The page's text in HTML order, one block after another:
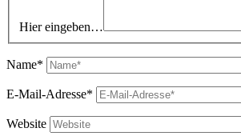
Hier eingeben…
Name*
E-Mail-Adresse*
Website